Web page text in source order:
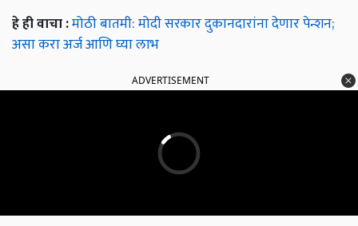
हे ही वाचा :मोठी बातमी: मोदी सरकार दुकानदारांना देणार पेन्शन;
असा करा अर्ज आणि घ्या लाभ
ADVERTISEMENT